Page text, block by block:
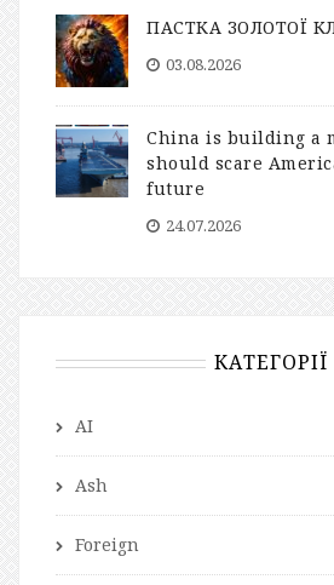
ПАСТКА ЗОЛОТОЇ
03.08.2026
China is building a
should scare
future
24.07.2026
КАТЕГОРІЇ
AI
Ash
Foreign